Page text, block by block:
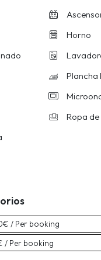
Horno
Plancha
Ropa
/ Per booking
/ Per booking